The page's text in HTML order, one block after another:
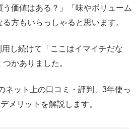
う価値はある？」「味やボリューム
方もいらっしゃると思います。
し続けて「ここはイマイチだな
かありました。
ネット上の口コミ・評判、3年使っ
メリットを解説します。